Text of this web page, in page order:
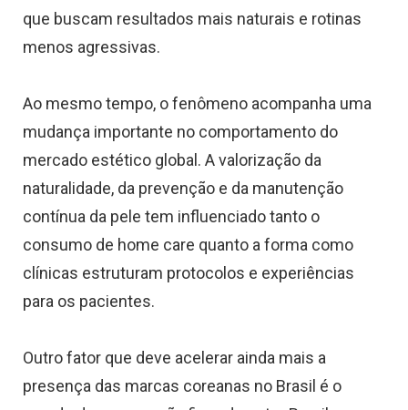
que buscam resultados mais naturais e rotinas
menos agressivas.
Ao mesmo tempo, o fenômeno acompanha uma
mudança importante no comportamento do
mercado estético global. A valorização da
naturalidade, da prevenção e da manutenção
contínua da pele tem influenciado tanto o
consumo de home care quanto a forma como
clínicas estruturam protocolos e experiências
para os pacientes.
Outro fator que deve acelerar ainda mais a
presença das marcas coreanas no Brasil é o